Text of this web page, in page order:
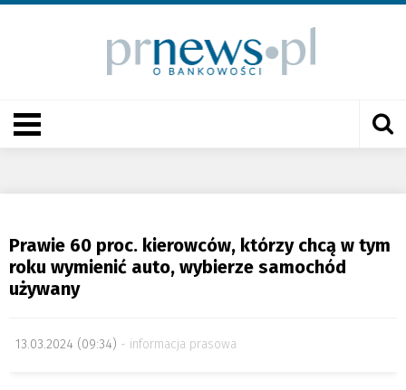
Prawie 60 proc. kierowców, którzy chcą w tym
roku wymienić auto, wybierze samochód
używany
13.03.2024 (09:34) informacja prasowa